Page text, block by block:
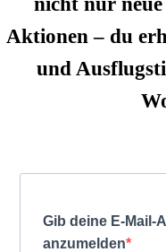
Aktionen – du
und
Gib deine E-Mail-
anzumelden